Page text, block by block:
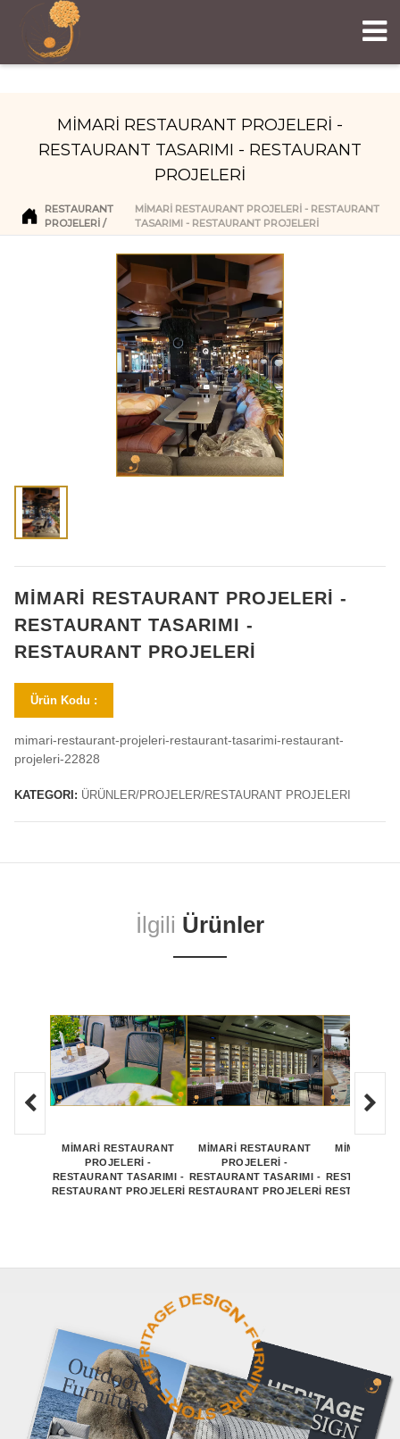
MİMARİ RESTAURANT PROJELERİ -
RESTAURANT TASARIMI - RESTAURANT
PROJELERİ
RESTAURANT
PROJELERI
MİMARİ RESTAURANT PROJELERİ - RESTAURANT
TASARIMI - RESTAURANT PROJELERİ
MİMARİ RESTAURANT PROJELERİ -
RESTAURANT TASARIMI -
RESTAURANT PROJELERİ
Ürün Kodu :
mimari-restaurant-projeleri-restaurant-tasarimi-restaurant-
projeleri-22828
KATEGORI: ÜRÜNLER/PROJELER/RESTAURANT PROJELERI
İlgili Ürünler
MİMARİ RESTAURANT
PROJELERİ -
RESTAURANT TASARIMI -
RESTAURANT PROJELERİ
MİMARİ RESTAURANT
PROJELERİ -
RESTAURANT TASARIMI -
RESTAURANT PROJELERİ
MİMARİ
RESTAURANT